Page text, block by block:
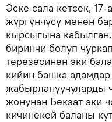
Эске сала кетсек,
жүргүнчүсү менен
кырсыгына
биринчи болуп
терезесинен эки
кийин башка
жабырлануучуларды
жонунан Бекзат эки
кичинекей баланы